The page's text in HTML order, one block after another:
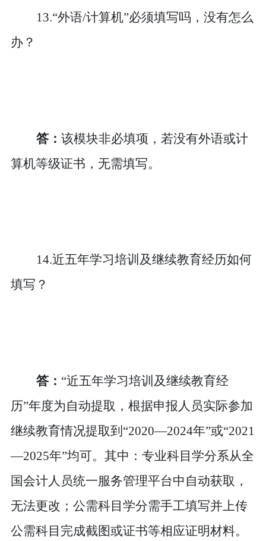
13.“外语/计算机”必须填写吗，没有怎么
办？
答： 该模块非必填项，若没有外语或计
算机等级证书，无需填写。
14.近五年学习培训及继续教育经历如何
填写？
答： “近五年学习培训及继续教育经
历”年度为自动提取，根据申报人员实际参加
继续教育情况提取到“2020—2024年”或“2021
—2025年”均可。其中：专业科目学分系从全
国会计人员统一服务管理平台中自动获取，
无法更改；公需科目学分需手工填写并上传
公需科目完成截图或证书等相应证明材料。